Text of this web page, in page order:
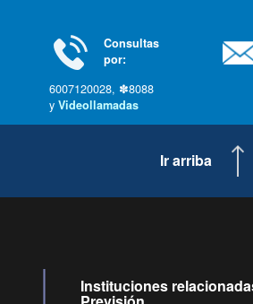
Consultas
por:
6007120028, ✽8088
y Videollamadas
Ir arriba
Instituciones